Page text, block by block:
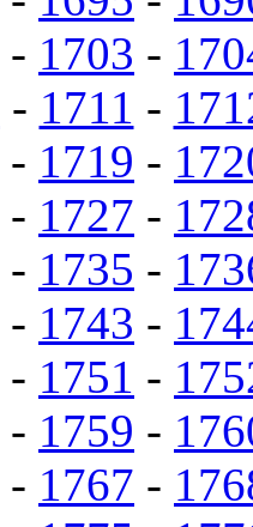
- 1703 -
- 1711 -
- 1719 -
- 1727 -
- 1735 -
- 1743 -
- 1751 -
- 1759 -
- 1767 -